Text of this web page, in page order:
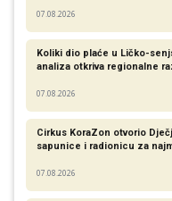
07.08.2026
Koliki dio plaće u Ličko-
analiza otkriva regionalne
07.08.2026
Cirkus KoraZon otvorio
sapunice i radionicu za
07.08.2026